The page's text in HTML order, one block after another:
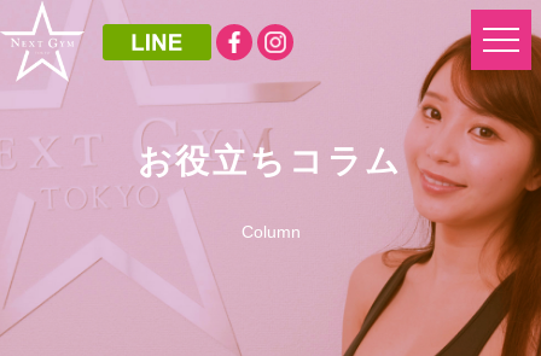
お役立ちコラム
Column